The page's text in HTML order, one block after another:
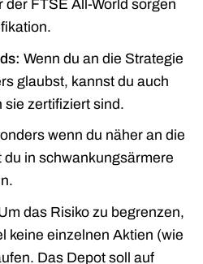
der FTSE All-World sorgen
Wenn du an die Strategie
glaubst, kannst du auch
sie zertifiziert sind.
wenn du näher an die
in schwankungsärmere
das Risiko zu begrenzen,
keine einzelnen Aktien (wie
Das Depot soll auf